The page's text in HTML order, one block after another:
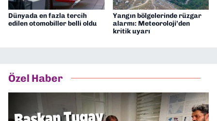
Dünyada en fazla tercih
edilen otomobiller belli oldu
Yangın bölgelerinde rüzgar
alarmı: Meteoroloji’den
kritik uyarı
Özel Haber